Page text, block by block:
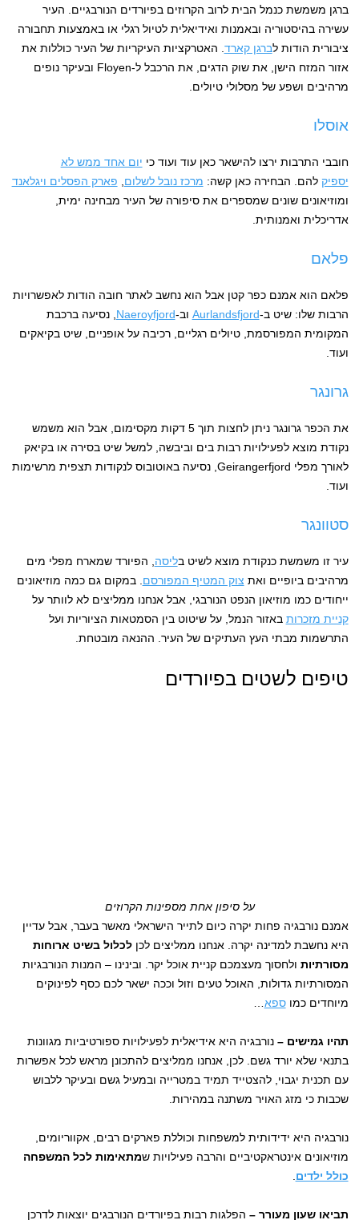
ברגן משמשת כנמל הבית לרוב הקרוזים בפיורדים הנורבגיים. העיר
עשירה בהיסטוריה ובאמנות ואידיאלית לטיול רגלי או באמצעות תחבורה
ציבורית הודות לברגן קארד. האטרקציות העיקריות של העיר כוללות את
אזור המזח הישן, את שוק הדגים, את הרכבל ל-Floyen ובעיקר נופים
מרהיבים ושפע של מסלולי טיולים.
אוסלו
חובבי התרבות ירצו להישאר כאן עוד ועוד כי יום אחד ממש לא
יספיק להם. הבחירה כאן קשה: מרכז נובל לשלום, פארק הפסלים ויגלאנד
ומוזיאונים שונים שמספרים את סיפורה של העיר מבחינה ימית,
אדריכלית ואמנותית.
פלאם
פלאם הוא אמנם כפר קטן אבל הוא נחשב לאתר חובה הודות לאפשרויות
הרבות שלו: שיט ב-Aurlandsfjord וב-Naeroyfjord, נסיעה ברכבת
המקומית המפורסמת, טיולים רגליים, רכיבה על אופניים, שיט בקיאקים
ועוד.
גרונגר
את הכפר גרונגר ניתן לחצות תוך 5 דקות מקסימום, אבל הוא משמש
נקודת מוצא לפעילויות רבות בים וביבשה, למשל שיט בסירה או בקיאק
לאורך מפלי Geirangerfjord, נסיעה באוטובוס לנקודות תצפית מרשימות
ועוד.
סטוונגר
עיר זו משמשת כנקודת מוצא לשיט בליסה, הפיורד שמארח מפלי מים
מרהיבים ביופיים ואת צוק המטיף המפורסם. במקום גם כמה מוזיאונים
ייחודים כמו מוזיאון הנפט הנורבגי, אבל אנחנו ממליצים לא לוותר על
קניית מזכרות באזור הנמל, על שיטוט בין הסמטאות הציוריות ועל
התרשמות מבתי העץ העתיקים של העיר. ההנאה מובטחת.
טיפים לשטים בפיורדים
על סיפון אחת מספינות הקרוזים
אמנם נורבגיה פחות יקרה כיום לתייר הישראלי מאשר בעבר, אבל עדיין
היא נחשבת למדינה יקרה. אנחנו ממליצים לכןלכלול בשיט ארוחות
מסורתיות ולחסוך מעצמכם קניית אוכל יקר. ובינינו – המנות הנורבגיות
המסורתיות גדולות, האוכל טעים וזול וככה ישאר לכם כסף לפינוקים
מיוחדים כמוספא…
תהיו גמישים – נורבגיה היא אידיאלית לפעילויות ספורטיביות מגוונות
בתנאי שלא יורד גשם. לכן, אנחנו ממליצים להתכונן מראש לכל אפשרות
עם תכנית יגבוי, להצטייד תמיד במטרייה ובמעיל גשם ובעיקר ללבוש
שכבות כי מזג האויר משתנה במהירות.
נורבגיה היא ידידותית למשפחות וכוללת פארקים רבים, אקווריומים,
מוזיאונים אינטראקטיביים והרבה פעילויות שמתאימות לכל המשפחה
כולל ילדים.
תביאו שעון מעורר – הפלגות רבות בפיורדים הנורבגים יוצאות לדרכן